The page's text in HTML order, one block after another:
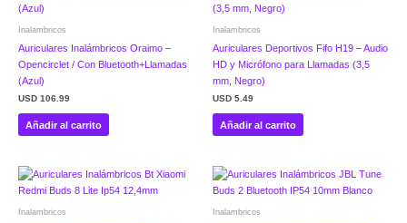
Inalambricos
Auriculares Inalámbricos Oraimo –
Opencirclet / Con Bluetooth+Llamadas
(Azul)
USD 106.99
Añadir al carrito
Inalambricos
Auriculares Deportivos Fifo H19 – Audio
HD y Micrófono para Llamadas (3,5
mm, Negro)
USD 5.49
Añadir al carrito
Inalambricos Inalambricos